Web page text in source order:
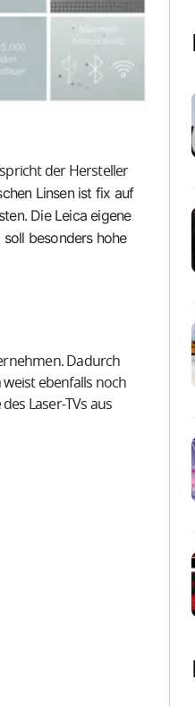
der Hersteller
Linsen ist fix auf
Die Leica eigene
besonders hohe
Dadurch
ebenfalls noch
Laser-TVs aus